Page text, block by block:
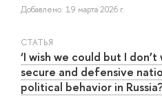
Добавлено: 19 марта 2026 г.
СТАТЬЯ
‘I wish we could but I
secure and defensive
political behavior in